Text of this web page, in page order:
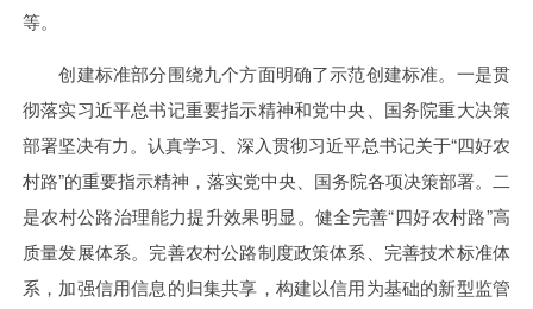
等。
创建标准部分围绕九个方面明确了示范创建标准。一是贯
彻落实习近平总书记重要指示精神和党中央、国务院重大决策
部署坚决有力。认真学习、深入贯彻习近平总书记关于“四好农
村路”的重要指示精神，落实党中央、国务院各项决策部署。二
是农村公路治理能力提升效果明显。健全完善“四好农村路”高
质量发展体系。完善农村公路制度政策体系、完善技术标准体
系，加强信用信息的归集共享，构建以信用为基础的新型监管